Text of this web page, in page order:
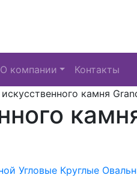
О компании
Контакты
камня
Угловые Круглые